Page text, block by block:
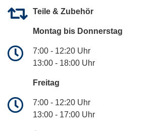
Teile & Zubehör
Montag bis Donnerstag
7:00 - 12:20 Uhr
13:00 - 18:00 Uhr
Freitag
7:00 - 12:20 Uhr
13:00 - 17:00 Uhr